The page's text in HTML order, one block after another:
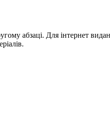
абзаці. Для інтернет